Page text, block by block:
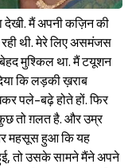
देखी. मैं अपनी कज़िन की
रही थी. मेरे लिए असमंजस
मुश्किल था. मैं टयूशन
कि लड़की ख़राब
पले-बढ़े होते हों. फिर
तो ग़लत है. और उम्र
महसूस हुआ कि यह
तो उसके सामने मैंने अपने